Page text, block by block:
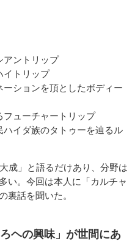
アントリップ
イトリップ
ションを頂としたボディー
ューチャートリップ
イダ族のタトゥーを辿るル
成」と語るだけあり、分野は
い。今回は本人に「カルチャ
裏話を聞いた。
ヘの興味」が世間にあ